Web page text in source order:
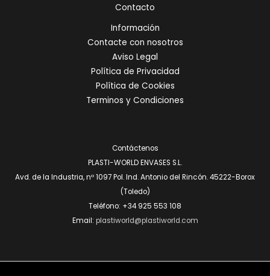
Contacto
Información
Contacte con nosotros
Aviso Legal
Política de Privacidad
Política de Cookies
Terminos y Condiciones
Contáctenos
PLASTI-WORLD ENVASES S.L.
Avd. de la Industria, nº 1097 Pol. Ind. Antonio del Rincón. 45222-Borox
(Toledo)
Teléfono: +34 925 553 108
Email: plastiworld@plastiworld.com